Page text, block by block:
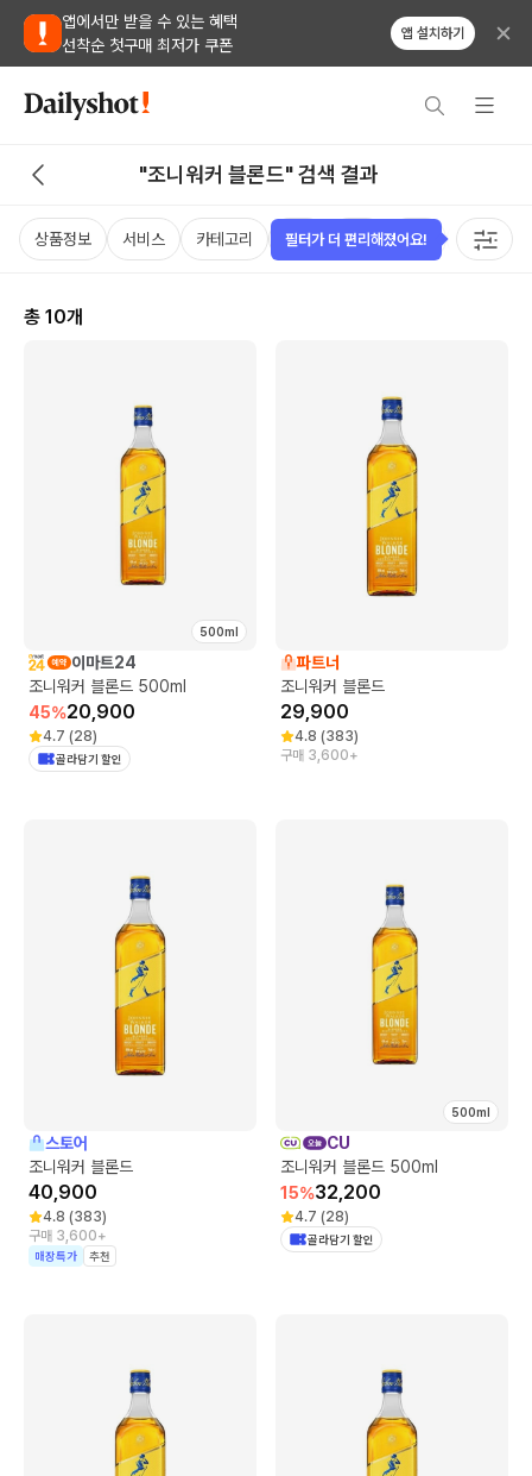
앱에서만 받을 수 있는 혜택
선착순 첫구매 최저가 쿠폰
앱 설치하기
"조니워커 블론드" 검색 결과
상품정보 서비스 카테고리 가격 국가 용량 태그
총 10개
500ml
이마트24
조니워커 블론드 500ml
45%20,900
4.7 (28)
골라담기 할인
파트너
조니워커 블론드
29,900
4.8 (383)
구매 3,600+
스토어
조니워커 블론드
40,900
4.8 (383)
구매 3,600+
매장특가 추천
500ml
CU
조니워커 블론드 500ml
15%32,200
4.7 (28)
골라담기 할인
필터가 더 편리해졌어요!